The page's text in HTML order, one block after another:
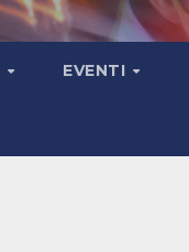
EVENTI